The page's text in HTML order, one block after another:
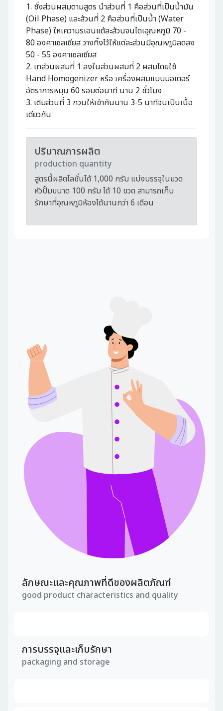
1. ชั่งส่วนผสมตามสูตร นําส่วนที่ 1 คือส่วนที่เป็นนํ้ามัน
(Oil Phase) และส้วนที่ 2 คือส่วนที่เป็นนํ้า (Water
Phase) ใหเความรเอนแต้ละส้วนจนไดเอุณหภูมิ 70 -
80 องศาเซลเซียส วางทิ้งไว้ให้แต่ละส่วนมีอุณหภูมิลดลง
50 - 55 องศาเซลเซียส
2. เทส่วนผสมที่ 1 ลงในส่วนผสมที่ 2 ผสมโดยใช้
Hand Homogenizer หรือ เครื่องผสมแบบมอเตอร์
อัตราการหมุน 60 รอบต่อนาที นาน 2 ชั่วโมง
3. เติมส่วนที่ 3 กวนให้เข้ากันนาน 3-5 นาทีจนเป็นเนื้อ
เดียวกัน
ปริมาณการผลิต
production quantity
สูตรนี้ผลิตโลชั่นได้ 1,000 กรัม แบ่งบรรจุในขวด
หัวปั้มขนาด 100 กรัม ได้ 10 ขวด สามารถเก็บ
รักษาที่อุณหภูมิห้องได้นานกว่า 6 เดือน
ลักษณะและคุณภาพที่ดีของผลิตภัณฑ์
good product characteristics and quality
การบรรจุและเก็บรักษา
packaging and storage